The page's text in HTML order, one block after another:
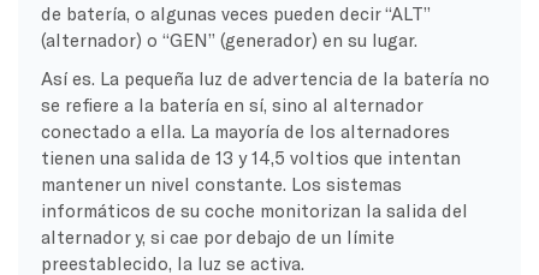
de batería, o algunas veces pueden decir “ALT”
(alternador) o “GEN” (generador) en su lugar.
Así es. La pequeña luz de advertencia de la batería no
se refiere a la batería en sí, sino al alternador
conectado a ella. La mayoría de los alternadores
tienen una salida de 13 y 14,5 voltios que intentan
mantener un nivel constante. Los sistemas
informáticos de su coche monitorizan la salida del
alternador y, si cae por debajo de un límite
preestablecido, la luz se activa.